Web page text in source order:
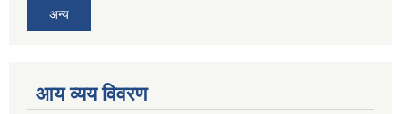
अन्य
आय व्यय विवरण